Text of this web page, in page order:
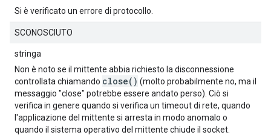
Si è verificato un errore di protocollo.
SCONOSCIUTO
stringa
Non è noto se il mittente abbia richiesto la disconnessione
controllata chiamando close() (molto probabilmente no, ma il
messaggio "close" potrebbe essere andato perso). Ciò si
verifica in genere quando si verifica un timeout di rete, quando
l'applicazione del mittente si arresta in modo anomalo o
quando il sistema operativo del mittente chiude il socket.